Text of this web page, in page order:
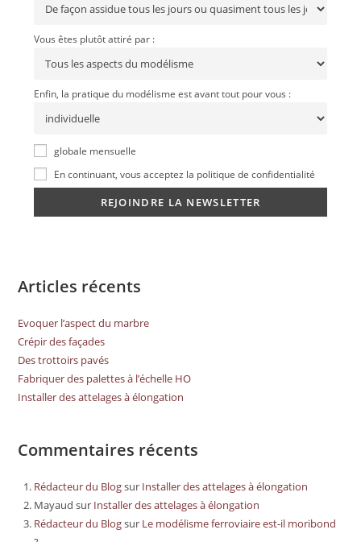
Vous êtes plutôt attiré par :
Enfin, la pratique du modélisme est avant tout pour vous :
globale mensuelle
En continuant, vous acceptez la politique de confidentialité
Articles récents
Evoquer l’aspect du marbre
Crépir des façades
Des trottoirs pavés
Fabriquer des palettes à l’échelle HO
Installer des attelages à élongation
Commentaires récents
Rédacteur du Blogsur Installer des attelages à élongation
Mayaud sur Installer des attelages à élongation
Rédacteur du Blogsur Le modélisme ferroviaire est-il moribond